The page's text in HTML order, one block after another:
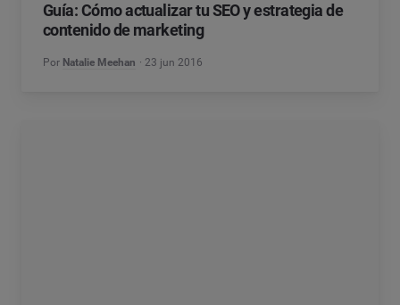
Guía: Cómo actualizar tu SEO y estrategia de
contenido de marketing
Por Natalie Meehan 23 jun 2016